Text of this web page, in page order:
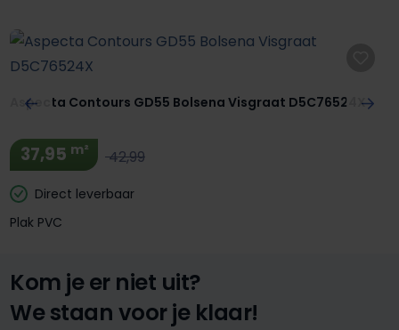
Aspecta Contours GD55 Bolsena Visgraat D5C76524X
37,95 m² 42,99
Direct leverbaar
Plak PVC
Kom je er niet uit?
We staan voor je klaar!